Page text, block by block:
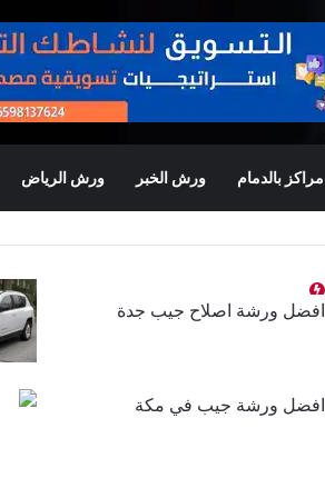
مراكز بالدمام ورش الخبر ورش الرياض
افضل ورشة اصلاح جيب جدة
افضل ورشة جيب في مكة